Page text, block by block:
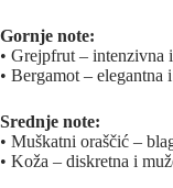
Gornje note:
• Grejpfrut – intenzivna
• Bergamot – elegantna
Srednje note:
• Muškatni oraščić –
• Koža – diskretna i